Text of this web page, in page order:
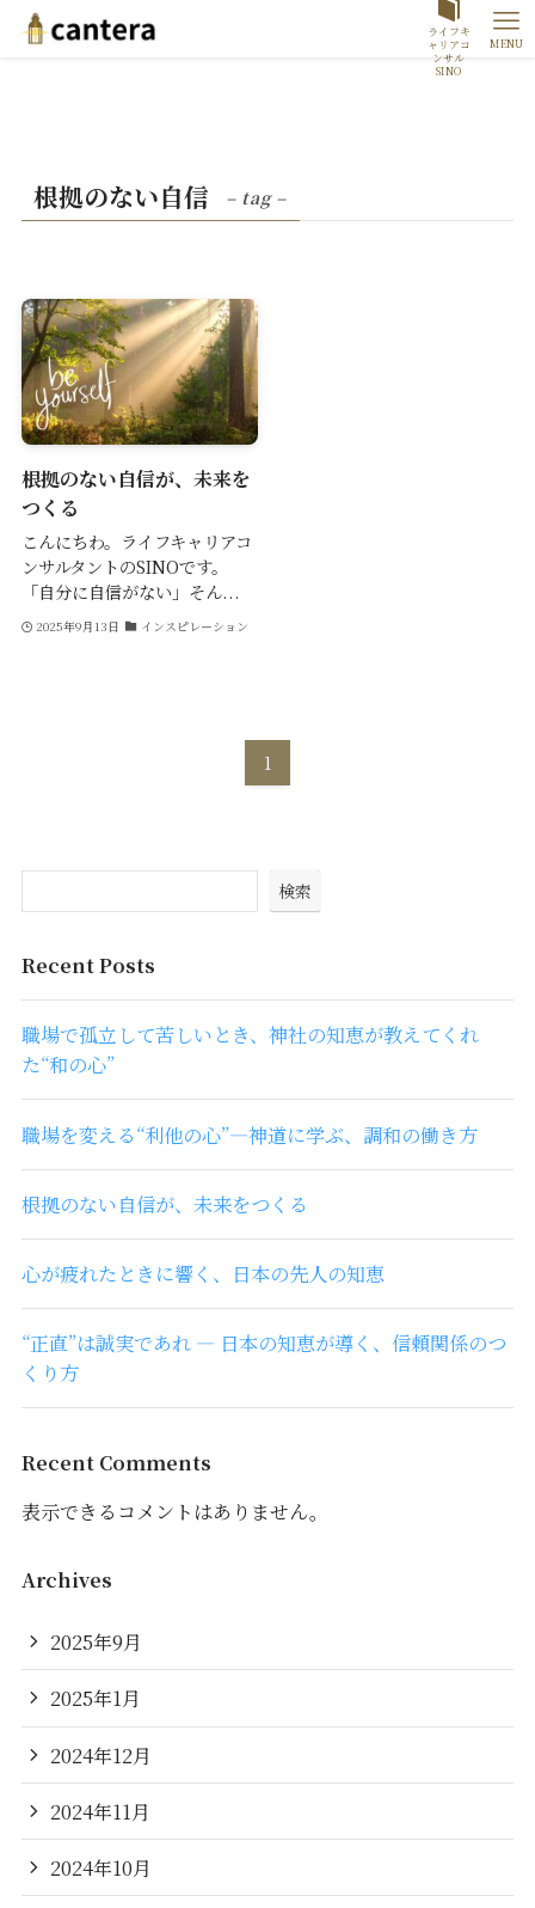
ライフキ
ャリアコ
ンサル
SINO
MENU
根拠のない自信 – tag –
根拠のない自信が、未来を
つくる
こんにちわ。ライフキャリアコ
ンサルタントのSINOです。
「自分に自信がない」そん...
2025年9月13日 インスピレーション
1
検索
Recent Posts
職場で孤立して苦しいとき、神社の知恵が教えてくれ
た“和の心”
職場を変える“利他の心”―神道に学ぶ、調和の働き方
根拠のない自信が、未来をつくる
心が疲れたときに響く、日本の先人の知恵
“正直”は誠実であれ ― 日本の知恵が導く、信頼関係のつ
くり方
Recent Comments
表示できるコメントはありません。
Archives
2025年9月
2025年1月
2024年12月
2024年11月
2024年10月